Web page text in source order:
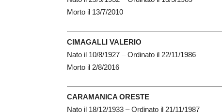
Morto il 13/7/2010
CIMAGALLI VALERIO
Nato il 10/8/1927 – Ordinato il 22/11/1986
Morto il 2/8/2016
CARAMANICA ORESTE
Nato il 18/12/1933 – Ordinato il 21/11/1987